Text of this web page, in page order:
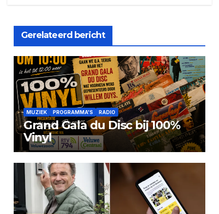
Gerelateerd bericht
MUZIEK PROGRAMMA'S RADIO
Grand Gala du Disc bij 100%
Vinyl